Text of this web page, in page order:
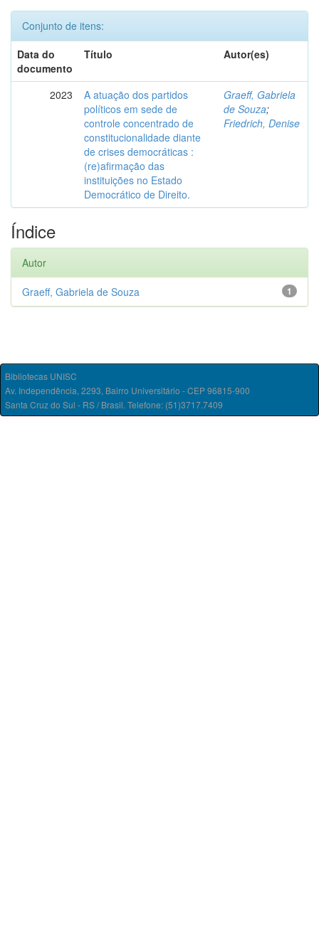
Conjunto de itens:
Data do
documento
Título Autor(es)
2023
A atuação dos partidos
políticos em sede de
controle concentrado de
constitucionalidade diante
de crises democráticas :
(re)afirmação das
instituições no Estado
Democrático de Direito.
Graeff, Gabriela
de Souza;
Friedrich, Denise
Índice
Autor
1
Graeff, Gabriela de Souza
Bibliotecas UNISC
Av. Independência, 2293, Bairro Universitário - CEP 96815-900
Santa Cruz do Sul - RS / Brasil. Telefone: (51)3717.7409